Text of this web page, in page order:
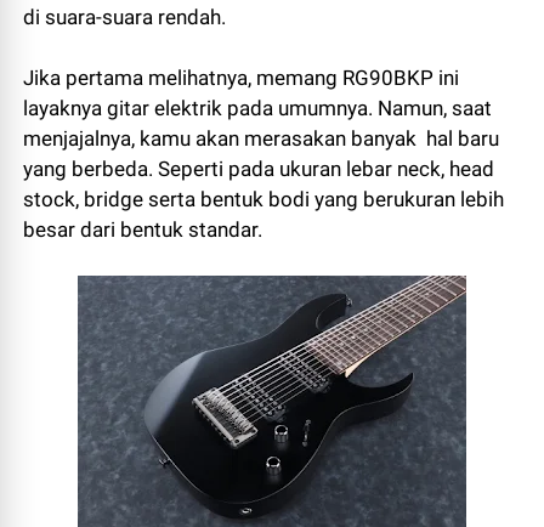
di suara-suara rendah.
Jika pertama melihatnya, memang RG90BKP ini
layaknya gitar elektrik pada umumnya. Namun, saat
menjajalnya, kamu akan merasakan banyak hal baru
yang berbeda. Seperti pada ukuran lebar neck, head
stock, bridge serta bentuk bodi yang berukuran lebih
besar dari bentuk standar.